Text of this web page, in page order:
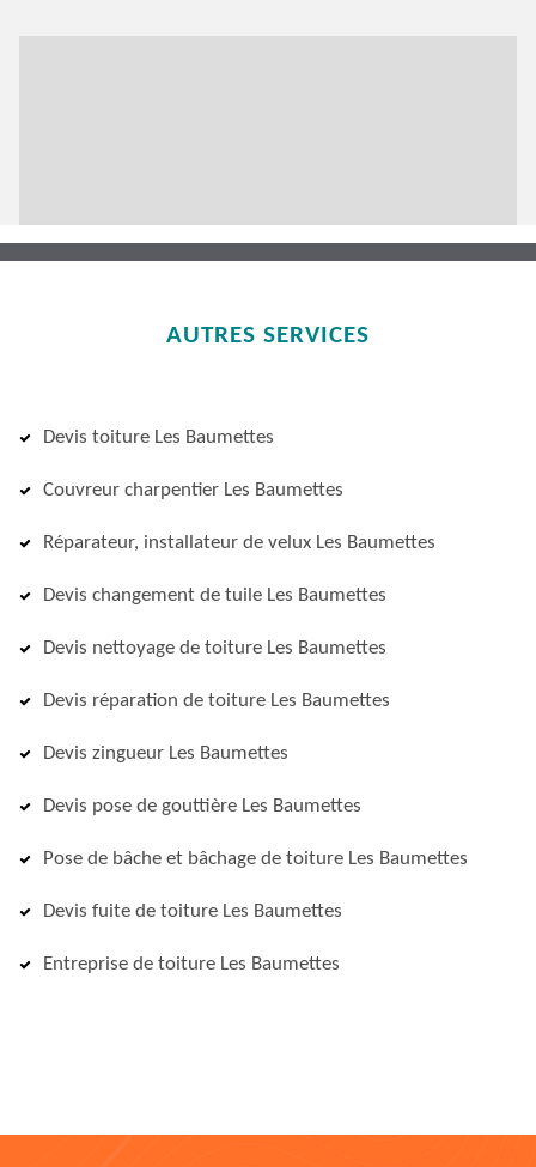
AUTRES SERVICES
Devis toiture Les Baumettes
Couvreur charpentier Les Baumettes
Réparateur, installateur de velux Les Baumettes
Devis changement de tuile Les Baumettes
Devis nettoyage de toiture Les Baumettes
Devis réparation de toiture Les Baumettes
Devis zingueur Les Baumettes
Devis pose de gouttière Les Baumettes
Pose de bâche et bâchage de toiture Les Baumettes
Devis fuite de toiture Les Baumettes
Entreprise de toiture Les Baumettes